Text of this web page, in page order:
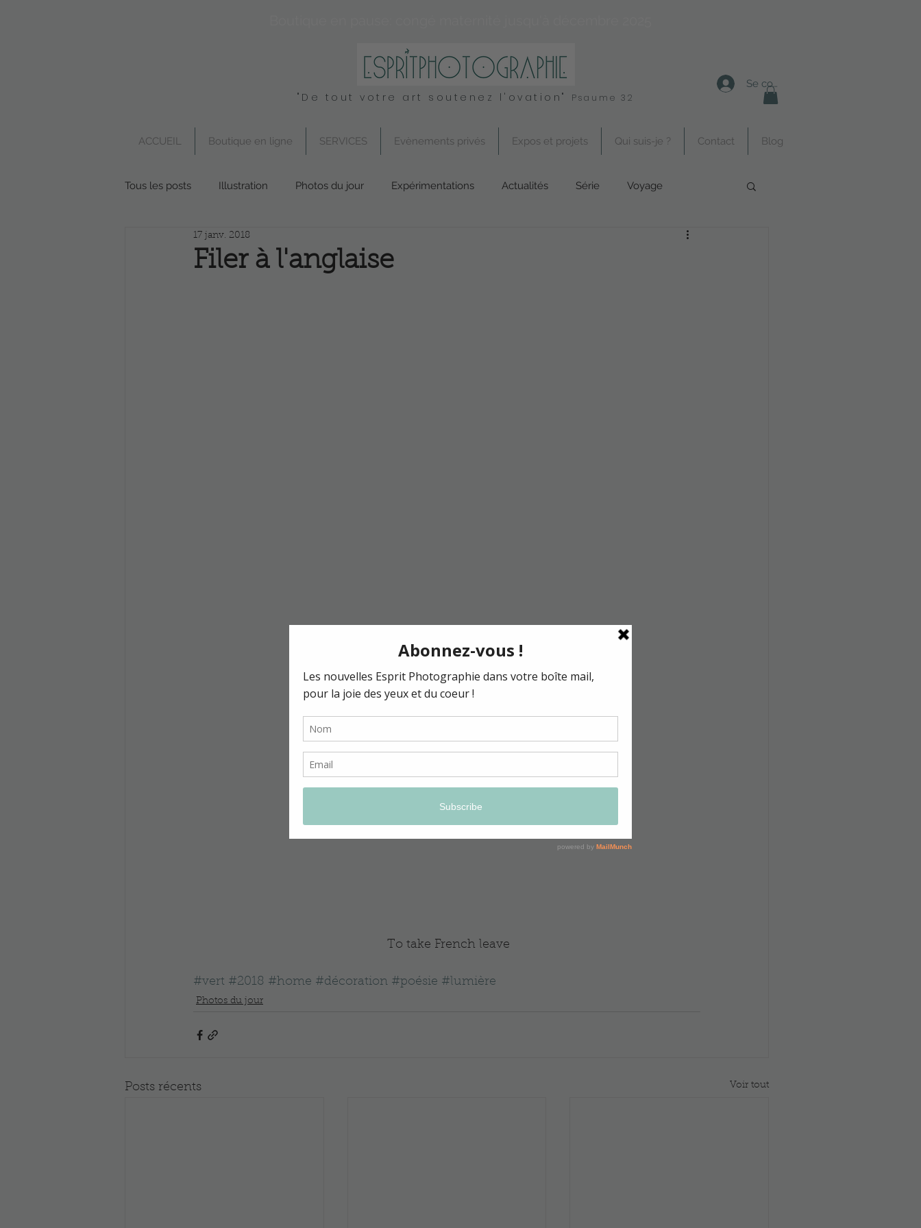
"De tout votre art soutenez l'ovation" Psaume 32
Se connecter
ACCUEIL Boutique en ligne SERVICES Evènements privés Expos et projets Qui suis-je ? Contact Blog
Tous les posts Illustration Photos du jour Expérimentations Actualités Série Voyage
Boutique en ligne
Filer à l'anglaise
17 janv. 2018
To take French leave
#vert #2018 #home #décoration #poésie #lumière
Photos du jour
Posts récents Voir tout